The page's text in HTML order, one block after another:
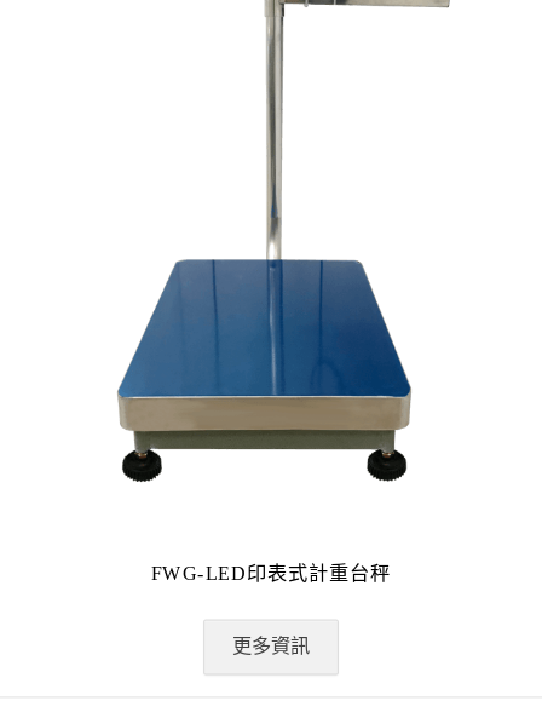
FWG-LED印表式計重台秤
更多資訊